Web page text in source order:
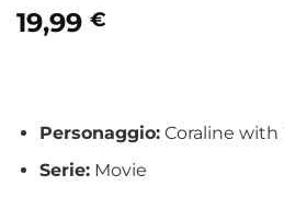
19,99 €
Personaggio:Coraline with
Serie:Movie